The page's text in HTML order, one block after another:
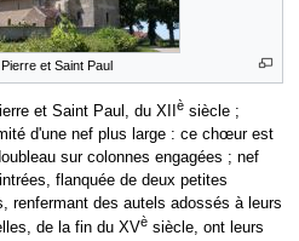
Pierre et Saint Paul
et Saint Paul, du XII è siècle ;
d'une nef plus large : ce chœur est
sur colonnes engagées ; nef
flanquée de deux petites
renfermant des autels adossés à leurs
de la fin du XVè siècle, ont leurs